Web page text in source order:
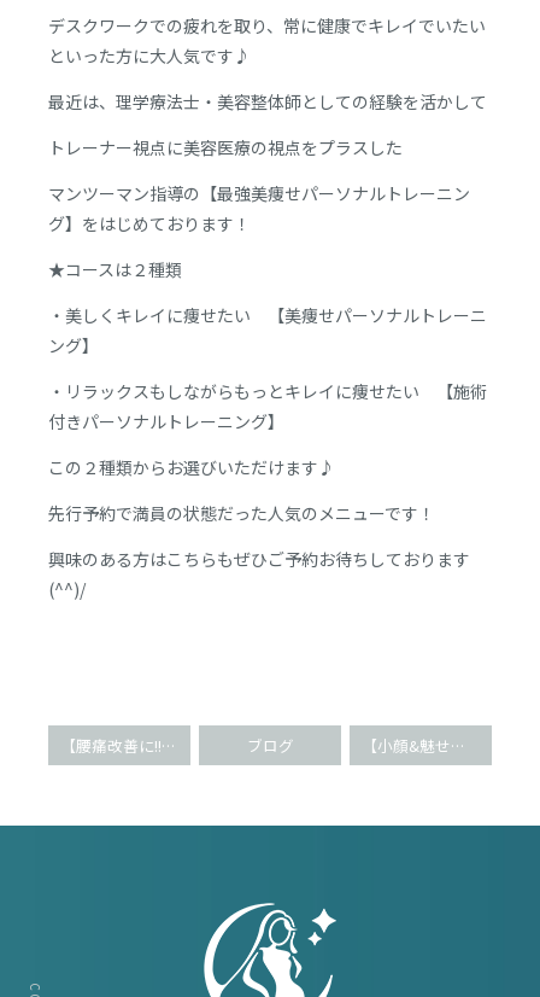
デスクワークでの疲れを取り、常に健康でキレイでいたい
といった方に大人気です♪
最近は、理学療法士・美容整体師としての経験を活かして
トレーナー視点に美容医療の視点をプラスした
マンツーマン指導の【最強美痩せパーソナルトレーニン
グ】をはじめております！
★コースは２種類
・美しくキレイに痩せたい 【美痩せパーソナルトレーニ
ング】
・リラックスもしながらもっとキレイに痩せたい 【施術
付きパーソナルトレーニング】
この２種類からお選びいただけます♪
先行予約で満員の状態だった人気のメニューです！
興味のある方はこちらもぜひご予約お待ちしております
(^^)/
【腰痛改善に!!】筋膜リリース整体の衝撃効果(^^) ブログ 【小顔&魅せる肩甲骨】ブライダル整体で天使の羽に♪